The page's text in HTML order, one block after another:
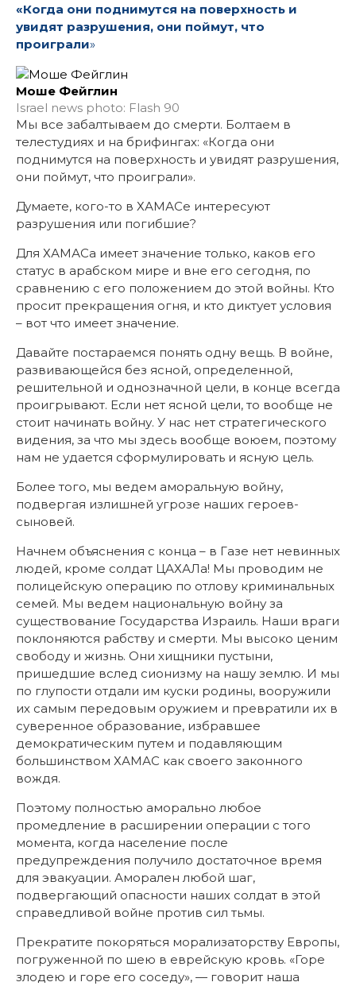
«Когда они поднимутся на поверхность и
увидят разрушения, они поймут, что
проиграли»
Моше Фейглин
Israel news photo: Flash 90
Мы все забалтываем до смерти. Болтаем в
телестудиях и на брифингах: «Когда они
поднимутся на поверхность и увидят разрушения,
они поймут, что проиграли».
Думаете, кого-то в ХАМАСе интересуют
разрушения или погибшие?
Для ХАМАСа имеет значение только, каков его
статус в арабском мире и вне его сегодня, по
сравнению с его положением до этой войны. Кто
просит прекращения огня, и кто диктует условия
– вот что имеет значение.
Давайте постараемся понять одну вещь. В войне,
развивающейся без ясной, определенной,
решительной и однозначной цели, в конце всегда
проигрывают. Если нет ясной цели, то вообще не
стоит начинать войну. У нас нет стратегического
видения, за что мы здесь вообще воюем, поэтому
нам не удается сформулировать и ясную цель.
Более того, мы ведем аморальную войну,
подвергая излишней угрозе наших героев-
сыновей.
Начнем объяснения с конца – в Газе нет невинных
людей, кроме солдат ЦАХАЛа! Мы проводим не
полицейскую операцию по отлову криминальных
семей. Мы ведем национальную войну за
существование Государства Израиль. Наши враги
поклоняются рабству и смерти. Мы высоко ценим
свободу и жизнь. Они хищники пустыни,
пришедшие вслед сионизму на нашу землю. И мы
по глупости отдали им куски родины, вооружили
их самым передовым оружием и превратили их в
суверенное образование, избравшее
демократическим путем и подавляющим
большинством ХАМАС как своего законного
вождя.
Поэтому полностью аморально любое
промедление в расширении операции с того
момента, когда население после
предупреждения получило достаточное время
для эвакуации. Аморален любой шаг,
подвергающий опасности наших солдат в этой
справедливой войне против сил тьмы.
Прекратите покоряться морализаторству Европы,
погруженной по шею в еврейскую кровь. «Горе
злодею и горе его соседу», — говорит наша